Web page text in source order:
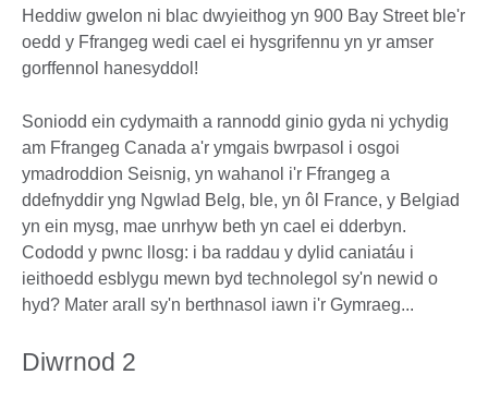
Heddiw gwelon ni blac dwyieithog yn 900 Bay Street ble'r
oedd y Ffrangeg wedi cael ei hysgrifennu yn yr amser
gorffennol hanesyddol!
Soniodd ein cydymaith a rannodd ginio gyda ni ychydig
am Ffrangeg Canada a'r ymgais bwrpasol i osgoi
ymadroddion Seisnig, yn wahanol i'r Ffrangeg a
ddefnyddir yng Ngwlad Belg, ble, yn ôl France, y Belgiad
yn ein mysg, mae unrhyw beth yn cael ei dderbyn.
Cododd y pwnc llosg: i ba raddau y dylid caniatáu i
ieithoedd esblygu mewn byd technolegol sy'n newid o
hyd? Mater arall sy'n berthnasol iawn i'r Gymraeg...
Diwrnod 2